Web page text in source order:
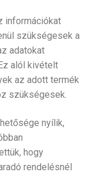
információkat
szükségesek a
adatokat
alól kivételt
az adott termék
szükségesek.
nyílik,
hogy
rendelésnél